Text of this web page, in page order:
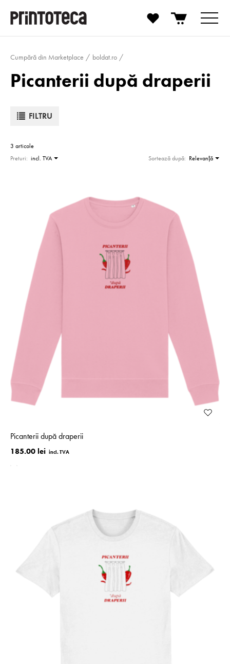
Cumpără din Marketplace boldat.ro
Picanterii după draperii
FILTRU
3 articole
Preturi: incl. TVA Sortează după: Relevanţă
Picanterii după draperii
185.00 lei